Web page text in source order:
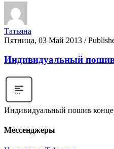
Татьяна
Пятница, 03 Май 2013 /
Индивидуальный пошив
Индивидуальный пошив
Мессенджеры